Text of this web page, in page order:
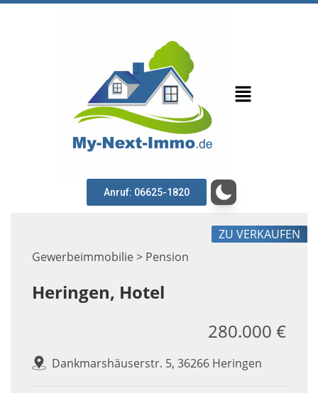
Anruf: 06625-1820
Gewerbeimmobilie > Pension
ZU VERKAUFEN
Heringen, Hotel
Dankmarshäuserstr. 5, 36266 Heringen
280.000 €